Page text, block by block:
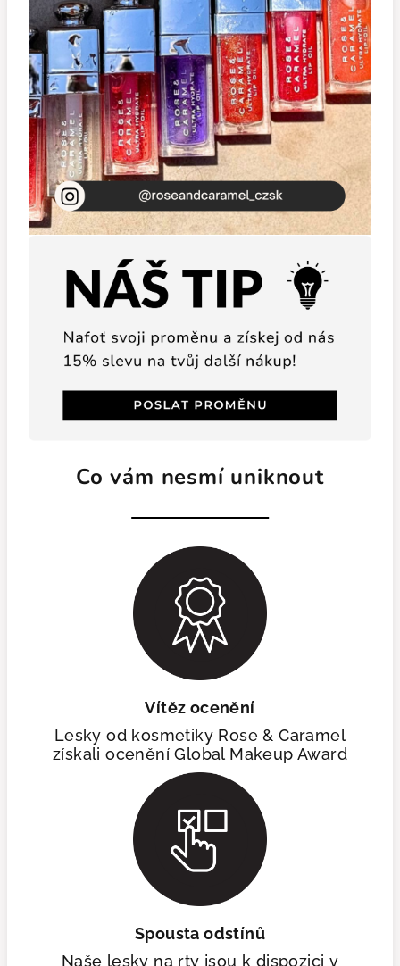
Co vám nesmí uniknout
Vítěz ocenění
Lesky od kosmetiky Rose & Caramel
získali ocenění Global Makeup Award
Spousta odstínů
Naše lesky na rty jsou k dispozici v